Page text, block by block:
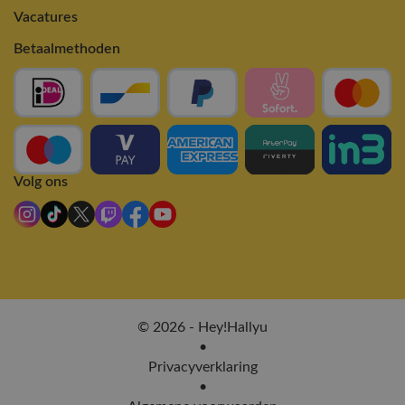
Vacatures
Betaalmethoden
Volg ons
© 2026 - Hey!Hallyu
•
Privacyverklaring
•